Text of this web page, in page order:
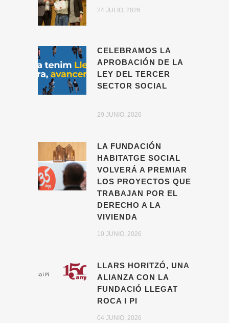
24 JULIO, 2026
CELEBRAMOS LA
APROBACIÓN DE LA
LEY DEL TERCER
SECTOR SOCIAL
29 JUNIO, 2026
LA FUNDACIÓN
HABITATGE SOCIAL
VOLVERÁ A PREMIAR
LOS PROYECTOS QUE
TRABAJAN POR EL
DERECHO A LA
VIVIENDA
10 JUNIO, 2026
LLARS HORITZÓ, UNA
ALIANZA CON LA
FUNDACIÓ LLEGAT
ROCA I PI
04 JUNIO, 2026